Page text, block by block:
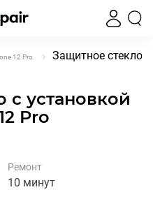
12 Pro Защитное стекло
с установкой
Pro
Ремонт
10 минут